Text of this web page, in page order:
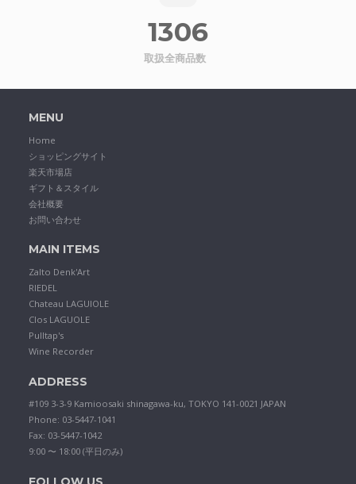
1306
取扱全商品数
MENU
Home
ショッピングサイト
楽天市場店
ギフト＆スタイル
会社概要
お問い合わせ
MAIN ITEMS
Zalto Denk'Art
RIEDEL
Chateau LAGUIOLE
Clos LAGUOLE
Pulltap's
Wine Recorder
ADDRESS
#109 3-3-9 Kamioosaki shinagawa-ku, TOKYO 141-0021 JAPAN
Phone: 03-5447-1041
Fax: 03-5447-1042
9:00 〜 18:00 (平日のみ)